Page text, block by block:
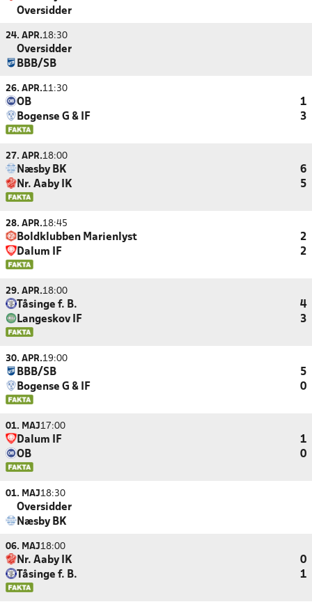
Oversidder
24. APR.18:30
Oversidder
BBB/SB
26. APR.11:30
OB
1
Bogense G & IF
3
27. APR.18:00
Næsby BK
6
Nr. Aaby IK
5
28. APR.18:45
Boldklubben Marienlyst
2
Dalum IF
2
29. APR.18:00
Tåsinge f. B.
4
Langeskov IF
3
30. APR.19:00
BBB/SB
5
Bogense G & IF
0
01. MAJ17:00
Dalum IF
1
OB
0
01. MAJ18:30
Oversidder
Næsby BK
06. MAJ18:00
Nr. Aaby IK
0
Tåsinge f. B.
1